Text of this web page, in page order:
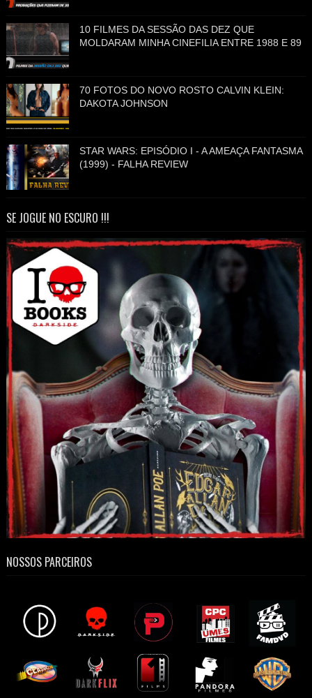
10 FILMES DA SESSÃO DAS DEZ QUE
MOLDARAM MINHA CINEFILIA ENTRE 1988 E 89
70 FOTOS DO NOVO ROSTO CALVIN KLEIN:
DAKOTA JOHNSON
STAR WARS: EPISÓDIO I - A AMEAÇA FANTASMA
(1999) - FALHA REVIEW
SE JOGUE NO ESCURO !!!
NOSSOS PARCEIROS